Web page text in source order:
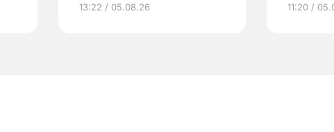
13:22 / 05.08.26 11:20 /